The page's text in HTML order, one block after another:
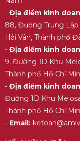
- Địa điểm kinh
88, Đường Trung Lập
Hải Vân, Thành phố
- Địa điểm kinh
9, Đường 1D Khu
Thành phố Hồ Chí
- Địa điểm kinh
Đường 1D Khu
Thành phố Hồ Chí
- Email: